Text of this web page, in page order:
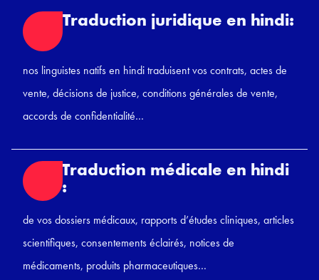
Traduction juridique en hindi:
nos linguistes natifs en hindi traduisent vos contrats, actes de
vente, décisions de justice, conditions générales de vente,
accords de confidentialité…
Traduction médicale en hindi
:
de vos dossiers médicaux, rapports d’études cliniques, articles
scientifiques, consentements éclairés, notices de
médicaments, produits pharmaceutiques…